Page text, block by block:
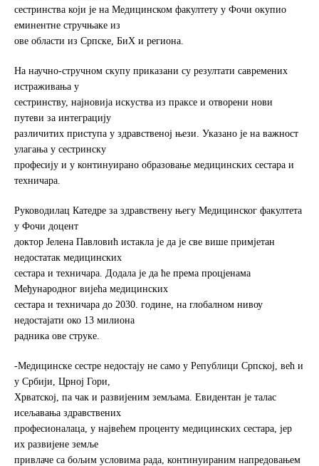
сестринства који је на Медицинском факултету у Фочи окупио
еминентне стручњаке из
ове области из Српске, БиХ и региона.
На научно-стручном скупу приказани су резултати савремених
истраживања у
сестринству, најновија искуства из праксе и отворени нови
путеви за интеграцију
различитих приступа у здравственој њези. Указано је на важност
улагања у сестринску
професију и у континуирано образовање медицинских сестара и
техничара.
Руководилац Катедре за здравствену његу Медицинског факултета
у Фочи доцент
доктор Јелена Павловић истакла је да је све више примјетан
недостатак медицинских
сестара и техничара. Додала је да ће према процјенама
Међународног вијећа медицинских
сестара и техничара до 2030. године, на глобалном нивоу
недостајати око 13 милиона
радника ове струке.
-Медицинске сестре недостају не само у Републици Српској, већ и
у Србији, Црној Гори,
Хрватској, па чак и развијеним земљама. Евидентан је талас
исељавања здравствених
професионалаца, у највећем проценту медицинских сестара, јер
их развијене земље
привлаче са бољим условима рада, континуираним напредовањем